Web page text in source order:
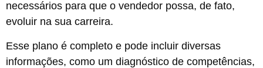
necessários para que o vendedor possa, de fato,
evoluir na sua carreira.
Esse plano é completo e pode incluir diversas
informações, como um diagnóstico de competências,